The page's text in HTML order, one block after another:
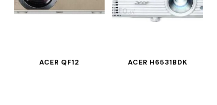
ACER QF12 ACER H6531BDK